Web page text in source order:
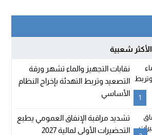
الأكثر شعبية
1
نقابات التجهيز والماء تشهر ورقة
التصعيد وتربط التهدئة بإخراج النظام
الأساسي
تشديد مراقبة الإنفاق العمومي يطبع
التحضيرات الأولى لمالية 2027